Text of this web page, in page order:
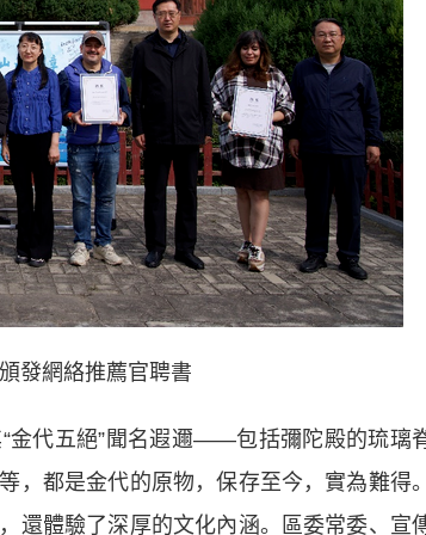
發網絡推薦官聘書
代五絕”聞名遐邇——包括彌陀殿的琉璃
，都是金代的原物，保存至今，實為難得。
還體驗了深厚的文化內涵。區委常委、宣